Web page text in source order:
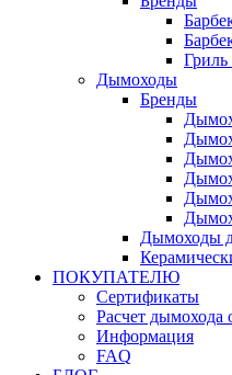
Дымоходы
Бренды
Дымоходы
ПОКУПАТЕЛЮ
Сертификаты
Расчет дымохода
Информация
FAQ